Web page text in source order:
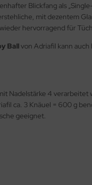
Blickfang als
mit dezentem
wieder hervorragend für
Ballvon Adriafil kann
Nadelstärke 4
ca. 3 Knäuel = 600 g
geeignet.